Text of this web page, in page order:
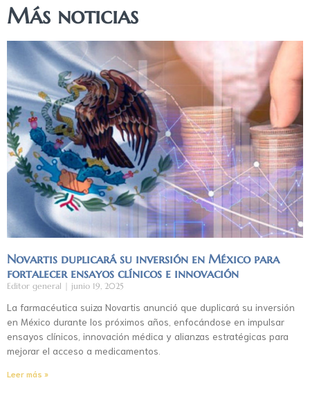
Más noticias
Novartis duplicará su inversión en México para
fortalecer ensayos clínicos e innovación
Editor general junio 19, 2025
La farmacéutica suiza Novartis anunció que duplicará su inversión
en México durante los próximos años, enfocándose en impulsar
ensayos clínicos, innovación médica y alianzas estratégicas para
mejorar el acceso a medicamentos.
Leer más »